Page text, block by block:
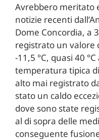
Avrebbero meritato
notizie recenti
Dome Concordia, a
registrato un valore
-11,5 °C, quasi 40
temperatura tipica
alto mai registrato
stato un caldo
dove sono state
al di sopra delle
conseguente